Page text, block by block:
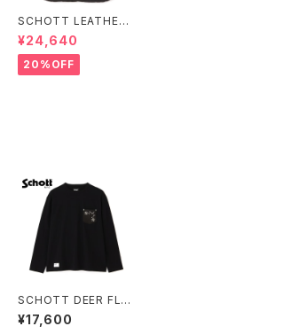
SCHOTT LEATHER
COMBI DOWN VEST
¥24,640
20%OFF
SCHOTT DEER FLO
WER STUDS LS T-S
HIRT
¥17,600